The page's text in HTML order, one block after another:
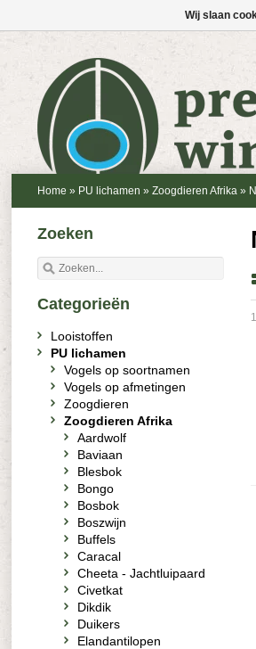
Home » PU lichamen » Zoogdieren Afrika »
Zoeken
Categorieën
Looistoffen
PU lichamen
Vogels op soortnamen
Vogels op afmetingen
Zoogdieren
Zoogdieren Afrika
Aardwolf
Baviaan
Blesbok
Bongo
Bosbok
Boszwijn
Buffels
Caracal
Cheeta - Jachtluipaard
Civetkat
Dikdik
Duikers
Elandantilopen
Wij slaan